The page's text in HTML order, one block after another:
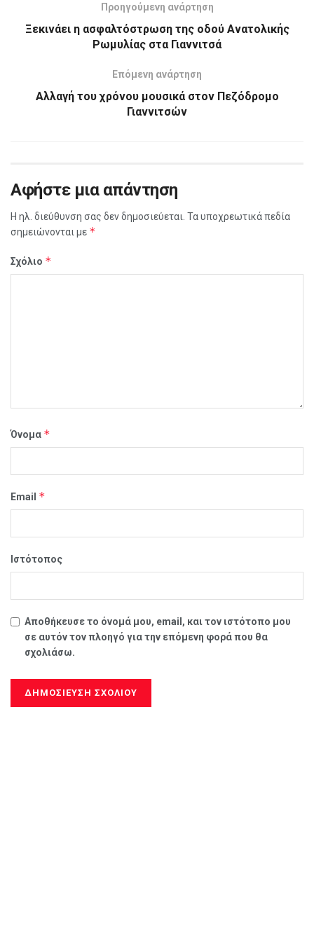
Προηγούμενη ανάρτηση
Ξεκινάει η ασφαλτόστρωση της οδού Ανατολικής
Ρωμυλίας στα Γιαννιτσά
Επόμενη ανάρτηση
Αλλαγή του χρόνου μουσικά στον Πεζόδρομο
Γιαννιτσών
Αφήστε μια απάντηση
Η ηλ. διεύθυνση σας δεν δημοσιεύεται. Τα υποχρεωτικά πεδία
σημειώνονται με *
Σχόλιο *
Όνομα *
Email *
Ιστότοπος
Αποθήκευσε το όνομά μου, email, και τον ιστότοπο μου
σε αυτόν τον πλοηγό για την επόμενη φορά που θα
σχολιάσω.